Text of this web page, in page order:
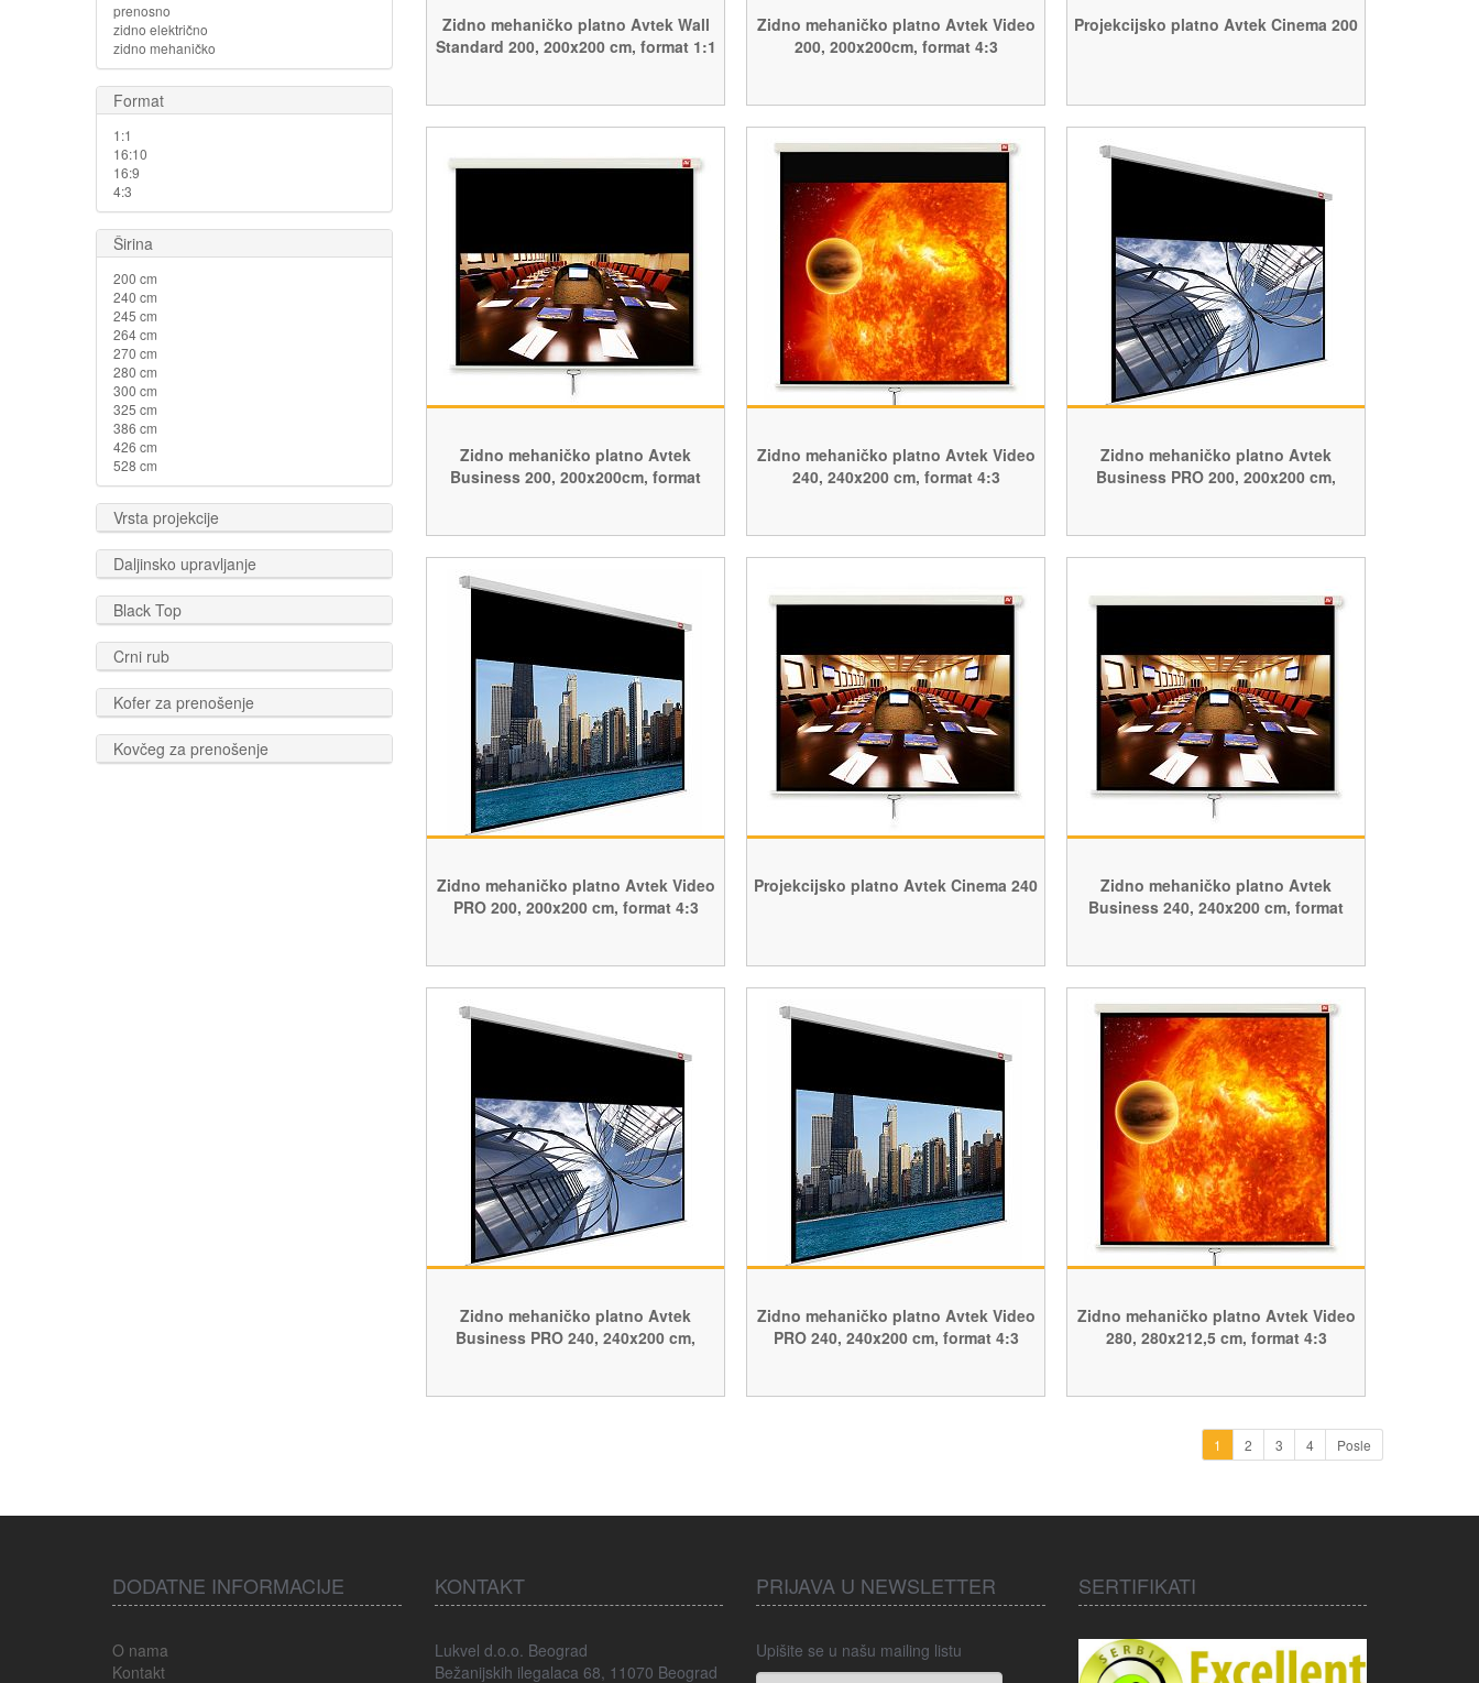
prenosno
zidno električno
zidno mehaničko
Format
1:1
16:10
16:9
4:3
Širina
200 cm
240 cm
245 cm
264 cm
270 cm
280 cm
300 cm
325 cm
386 cm
426 cm
528 cm
Vrsta projekcije
Daljinsko upravljanje
Black Top
Crni rub
Kofer za prenošenje
Kovčeg za prenošenje
Zidno mehaničko platno Avtek Wall
Standard 200, 200x200 cm, format 1:1
Zidno mehaničko platno Avtek Video
200, 200x200cm, format 4:3
Projekcijsko platno Avtek Cinema 200
Zidno mehaničko platno Avtek
Business 200, 200x200cm, format
Zidno mehaničko platno Avtek Video
240, 240x200 cm, format 4:3
Zidno mehaničko platno Avtek
Business PRO 200, 200x200 cm,
Zidno mehaničko platno Avtek Video
PRO 200, 200x200 cm, format 4:3
Projekcijsko platno Avtek Cinema 240
Zidno mehaničko platno Avtek
Business 240, 240x200 cm, format
Zidno mehaničko platno Avtek
Business PRO 240, 240x200 cm,
Zidno mehaničko platno Avtek Video
PRO 240, 240x200 cm, format 4:3
Zidno mehaničko platno Avtek Video
280, 280x212,5 cm, format 4:3
1 2 3 4 Posle
DODATNE INFORMACIJE
O nama
Kontakt
KONTAKT
Lukvel d.o.o. Beograd
Bežanijskih ilegalaca 68, 11070 Beograd
PRIJAVA U NEWSLETTER
Upišite se u našu mailing listu
SERTIFIKATI